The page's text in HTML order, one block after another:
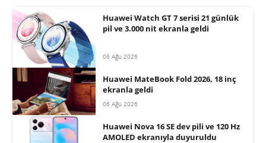
Huawei Watch GT 7 serisi 21 günlük
pil ve 3.000 nit ekranla geldi
06 Ağu 2026
Huawei MateBook Fold 2026, 18 inç
ekranla geldi
06 Ağu 2026
Huawei Nova 16 SE dev pili ve 120 Hz
AMOLED ekranıyla duyuruldu